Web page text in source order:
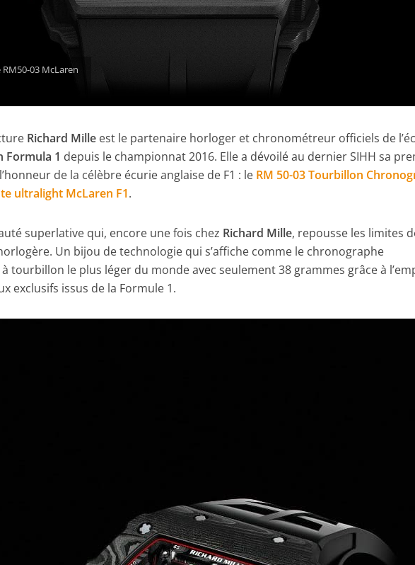
03 McLaren
Richard Mille est le partenaire horloger et chronométreur officiels de
Formula 1 depuis le championnat 2016. Elle a dévoilé au dernier SIHH sa
de la célèbre écurie anglaise de F1 : le RM 50-03 Tourbillon
ultralight McLaren F1.
superlative qui, encore une fois chez Richard Mille, repousse les limites
Un bijou de technologie qui s’affiche comme le chronographe
tourbillon le plus léger du monde avec seulement 38 grammes grâce à
exclusifs issus de la Formule 1.